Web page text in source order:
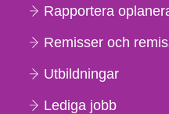
Rapportera
Remisser och
Utbildningar
Lediga jobb